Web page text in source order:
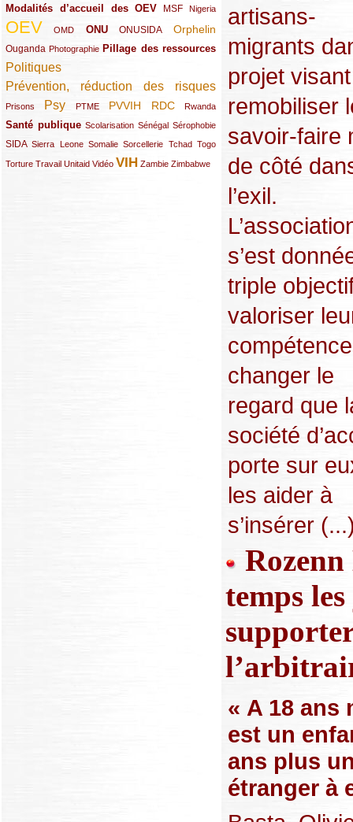
Modalités d’accueil des OEV
(58/289) MSF
(54/289) Nigeria
(27/289)
OEV
(269/289) OMD
(26/289) ONU
(58/289) ONUSIDA
(44/289) Orphelin
(112/289)
Ouganda
(29/289) Photographie
(27/289) Pillage des ressources
(77/289)
Politiques
(120/289)
Prévention, réduction des risques
(131/289)
Prisons
(22/289) Psy
(119/289) PTME
(12/289) PVVIH
(111/289) RDC
(104/289) Rwanda
(23/289)
Santé publique
(59/289) Scolarisation
(9/289) Sénégal
(13/289) Sérophobie
(19/289)
SIDA
(29/289)Sierra Leone
(13/289) Somalie
(12/289) Sorcellerie
(19/289) Tchad
(10/289) Togo
(15/289)
Torture
(17/289)Travail
(21/289) Unitaid
(26/289) Vidéo
(23/289) VIH
(154/289) Zambie
(12/289) Zimbabwe
(21/289)
artisans-
migrants
projet
remobiliser
savoir-faire
de côté
l’exil.
s’est
triple
valoriser
changer le
regard que
société
porte sur
les aider à
s’insérer
temps
« A 18 ans
est un
ans plus
étranger à